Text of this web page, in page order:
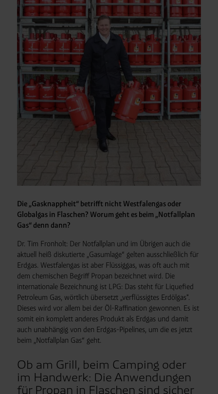
Die „Gasknappheit“ betrifft nicht Westfalengas oder
Globalgas in Flaschen? Worum geht es beim „Notfallplan
Gas“ denn dann?
Dr. Tim Fronholt: Der Notfallplan und im Übrigen auch die
aktuell heiß diskutierte „Gasumlage“ gelten ausschließlich für
Erdgas. Westfalengas ist aber Flüssiggas, was oft auch mit
dem chemischen Begriff Propan bezeichnet wird. Die
internationale Bezeichnung ist LPG: Das steht für Liquefied
Petroleum Gas, wörtlich übersetzt „verflüssigtes Erdölgas".
Dieses wird vor allem bei der Öl-Raffination gewonnen. Es ist
somit ein komplett anderes Produkt als Erdgas und damit
auch unabhängig von den Erdgas-Pipelines, um die es jetzt
beim „Notfallplan Gas“ geht.
Ob am Grill, beim Camping oder
im Handwerk: Die Anwendungen
für Propan in Flaschen sind sicher